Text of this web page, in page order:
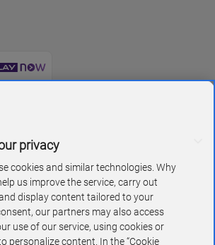
privacy
cookies and similar technologies. Why
us improve the service, carry out
display content tailored to your
our partners may also access
use of our service, using cookies or
personalize content. In the “Cookie